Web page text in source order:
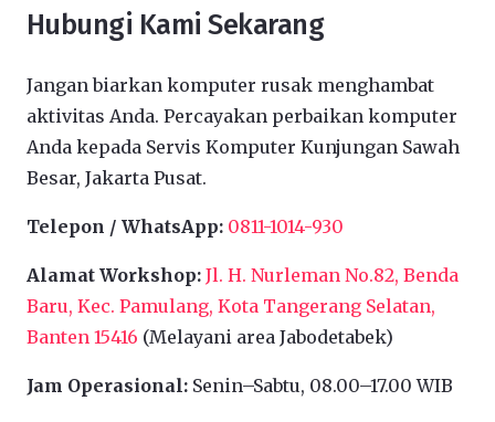
Hubungi Kami Sekarang
Jangan biarkan komputer rusak menghambat
aktivitas Anda. Percayakan perbaikan komputer
Anda kepada Servis Komputer Kunjungan Sawah
Besar, Jakarta Pusat.
Telepon / WhatsApp: 0811-1014-930
Alamat Workshop: Jl. H. Nurleman No.82, Benda
Baru, Kec. Pamulang, Kota Tangerang Selatan,
Banten 15416 (Melayani area Jabodetabek)
Jam Operasional: Senin–Sabtu, 08.00–17.00 WIB